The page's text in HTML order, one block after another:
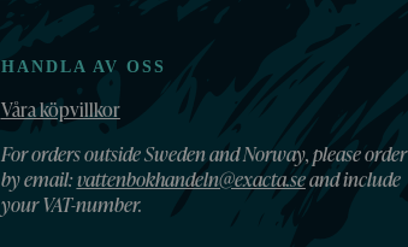
HANDLA AV OSS
Våra köpvillkor
For orders outside Sweden and Norway, please order
by email:vattenbokhandeln@exacta.seand include
your VAT-number.